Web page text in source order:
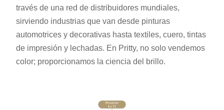
través de una red de distribuidores mundiales,
sirviendo industrias que van desde pinturas
automotrices y decorativas hasta textiles, cuero, tintas
de impresión y lechadas. En Pritty, no solo vendemos
color; proporcionamos la ciencia del brillo.